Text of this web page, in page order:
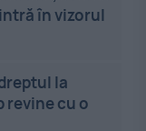
în vizorul
la
revine cu o